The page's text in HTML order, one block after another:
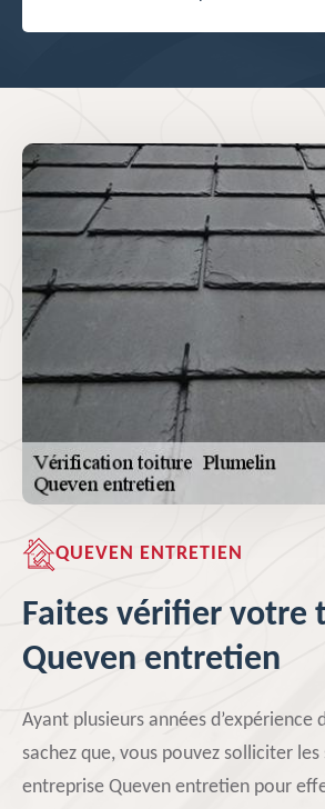
QUEVEN ENTRETIEN
Faites vérifier votre
Queven entretien
Ayant plusieurs années d’expérience
sachez que, vous pouvez solliciter
entreprise Queven entretien pour